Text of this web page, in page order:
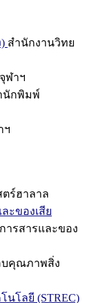
สำนักงานวิทย
ฬาฯ
นักพิมพ์
ฯ
ร์ฮาลาล
ะของเสีย
ารสารและของ
บคุณภาพสิ่ง
นโลยี (STREC)